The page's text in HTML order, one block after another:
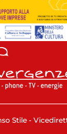
Stile -